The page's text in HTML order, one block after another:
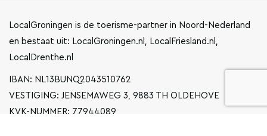
LocalGroningen is de toerisme-partner in Noord-Nederland
en bestaat uit: LocalGroningen.nl, LocalFriesland.nl,
LocalDrenthe.nl
IBAN: NL13BUNQ2043510762
VESTIGING: JENSEMAWEG 3, 9883 TH OLDEHOVE
KVK-NUMMER: 77944089